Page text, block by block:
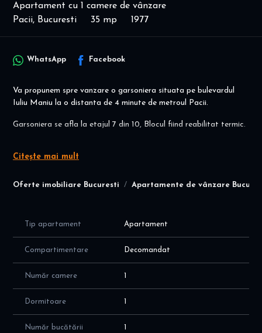
Apartament cu 1 camere de vânzare
Pacii, Bucuresti
35 mp 1977
Oferte imobiliare Bucuresti Apartamente de vânzare
WhatsApp Facebook
Va propunem spre vanzare o garsoniera situata pe bulevardul
Iuliu Maniu la o distanta de 4 minute de metroul Pacii.
Garsoniera se afla la etajul 7 din 10, Blocul fiind reabilitat termic.
Constructie solida pe cadre de beton si caramida, peste media
Acces rapid la mijloace de transport in comun , magazine , piata ,
Supermarket Kaufland , Lidl - 3 minute , etc .
Citește mai mult
Tip apartament Apartament
Compartimentare Decomandat
Număr camere 1
Dormitoare 1
Număr bucătării 1